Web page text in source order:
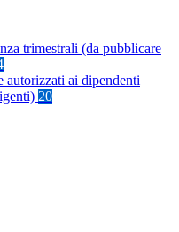
trimestrali (da pubblicare
autorizzati ai dipendenti
20